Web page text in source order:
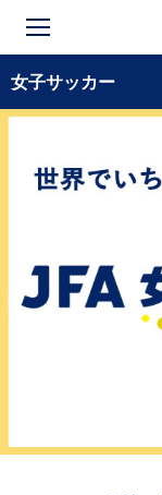
女子サッカー